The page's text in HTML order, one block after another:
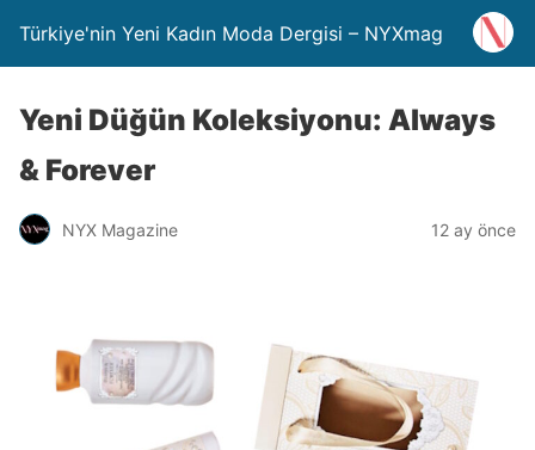
Türkiye'nin Yeni Kadın Moda Dergisi – NYXmag
Yeni Düğün Koleksiyonu: Always
& Forever
NYX Magazine 12 ay önce